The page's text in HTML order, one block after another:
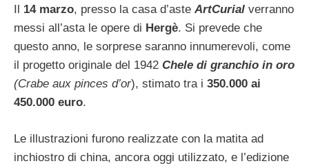
14 marzo, presso la casa d’aste ArtCurial verranno
messi all’asta le opere di Hergè. Si prevede che
questo anno, le sorprese saranno innumerevoli, come
il progetto originale del 1942 Chele di granchio in oro
(Crabe aux pinces d’or), stimato tra i 350.000 ai
450.000 euro.
Le illustrazioni furono realizzate con la matita ad
inchiostro di china, ancora oggi utilizzato, e l’edizione